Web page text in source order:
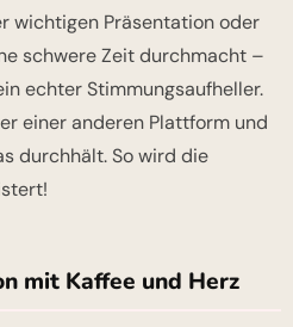
wichtigen Präsentation oder
schwere Zeit durchmacht –
echter Stimmungsaufheller.
einer anderen Plattform und
durchhält. So wird die
mit Kaffee und Herz